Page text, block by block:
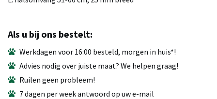
Als u bij ons bestelt:
Werkdagen voor 16:00 besteld, morgen in huis*!
Advies nodig over juiste maat? We helpen graag!
Ruilen geen probleem!
7 dagen per week antwoord op uw e-mail